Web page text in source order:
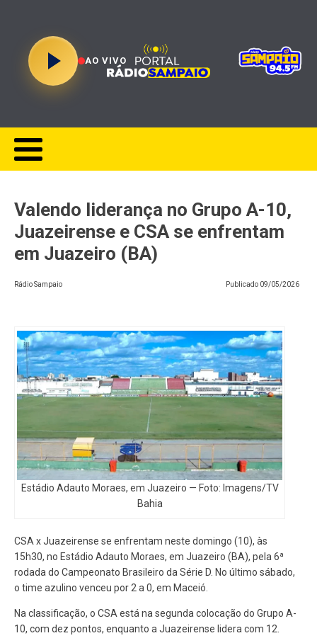
AO VIVO
Valendo liderança no Grupo A-10,
Juazeirense e CSA se enfrentam
em Juazeiro (BA)
Rádio Sampaio Publicado 09/05/2026
Estádio Adauto Moraes, em Juazeiro — Foto: Imagens/TV
Bahia
CSA x Juazeirense se enfrentam neste domingo (10), às
15h30, no Estádio Adauto Moraes, em Juazeiro (BA), pela 6ª
rodada do Campeonato Brasileiro da Série D. No último sábado,
o time azulino venceu por 2 a 0, em Maceió.
Na classificação, o CSA está na segunda colocação do Grupo A-
10, com dez pontos, enquanto a Juazeirense lidera com 12.